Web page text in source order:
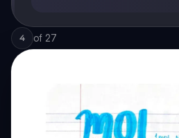
4 of 27